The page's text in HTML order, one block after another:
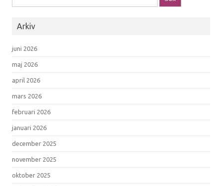
Arkiv
juni 2026
maj 2026
april 2026
mars 2026
februari 2026
januari 2026
december 2025
november 2025
oktober 2025